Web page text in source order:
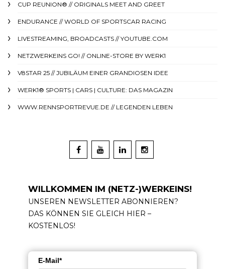
CUP REUNION® // ORIGINALS MEET AND GREET
ENDURANCE // WORLD OF SPORTSCAR RACING
LIVESTREAMING, BROADCASTS // YOUTUBE.COM
NETZWERKEINS GO! // ONLINE-STORE BY WERK1
V8STAR 25 // JUBILÄUM EINER GRANDIOSEN IDEE
WERK1® SPORTS | CARS | CULTURE: DAS MAGAZIN
WWW.RENNSPORTREVUE.DE // LEGENDEN LEBEN
WILLKOMMEN IM (NETZ-)WERKEINS!
UNSEREN NEWSLETTER ABONNIEREN?
DAS KÖNNEN SIE GLEICH HIER –
KOSTENLOS!
E-Mail*